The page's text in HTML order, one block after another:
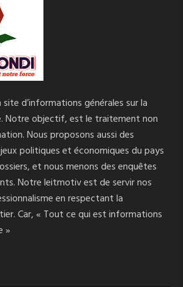
d’informations générales sur la
Notre objectif, est le traitement non
Nous proposons aussi des
politiques et économiques du pays
et nous menons des enquêtes
Notre leitmotiv est de servir nos
en respectant la
Car, « Tout ce qui est informations
»